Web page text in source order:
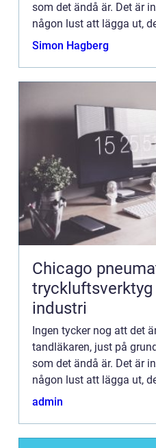
som det ändå är. Det är
någon lust att lägga ut,
Simon Hagberg
Chicago
industri
Ingen tycker nog att det
tandläkaren, just på
som det ändå är. Det är
någon lust att lägga ut,
admin